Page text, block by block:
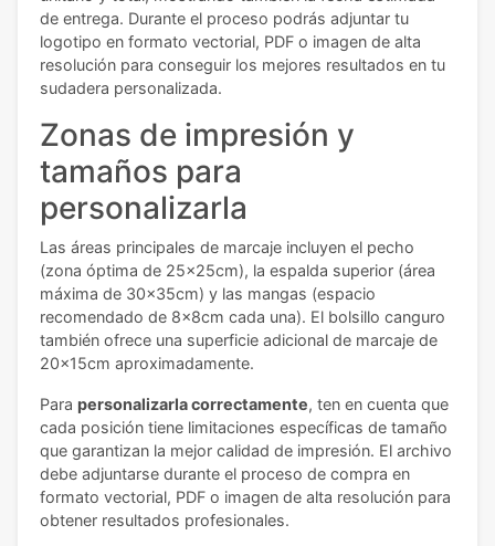
de entrega. Durante el proceso podrás adjuntar tu
logotipo en formato vectorial, PDF o imagen de alta
resolución para conseguir los mejores resultados en tu
sudadera personalizada.
Zonas de impresión y
tamaños para
personalizarla
Las áreas principales de marcaje incluyen el pecho
(zona óptima de 25x25cm), la espalda superior (área
máxima de 30x35cm) y las mangas (espacio
recomendado de 8x8cm cada una). El bolsillo canguro
también ofrece una superficie adicional de marcaje de
20x15cm aproximadamente.
Para personalizarla correctamente, ten en cuenta que
cada posición tiene limitaciones específicas de tamaño
que garantizan la mejor calidad de impresión. El archivo
debe adjuntarse durante el proceso de compra en
formato vectorial, PDF o imagen de alta resolución para
obtener resultados profesionales.